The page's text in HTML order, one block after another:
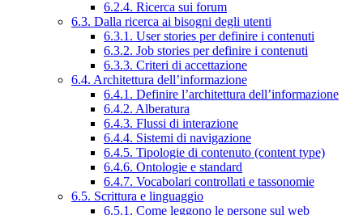
6.2.4. Ricerca sui forum
6.3. Dalla ricerca ai bisogni degli utenti
6.3.1. User stories per definire i contenuti
6.3.2. Job stories per definire i contenuti
6.3.3. Criteri di accettazione
6.4. Architettura dell’informazione
6.4.1. Definire l’architettura dell’informazione
6.4.2. Alberatura
6.4.3. Flussi di interazione
6.4.4. Sistemi di navigazione
6.4.5. Tipologie di contenuto (content type)
6.4.6. Ontologie e standard
6.4.7. Vocabolari controllati e tassonomie
6.5. Scrittura e linguaggio
6.5.1. Come leggono le persone sul web